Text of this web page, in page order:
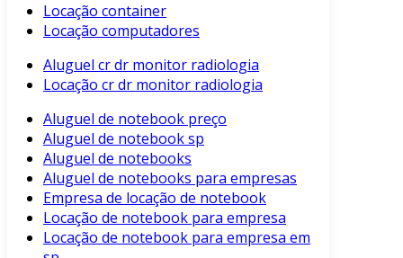
Locação container
Locação computadores
Aluguel cr dr monitor radiologia
Locação cr dr monitor radiologia
Aluguel de notebook preço
Aluguel de notebook sp
Aluguel de notebooks
Aluguel de notebooks para empresas
Empresa de locação de notebook
Locação de notebook para empresa
Locação de notebook para empresa em